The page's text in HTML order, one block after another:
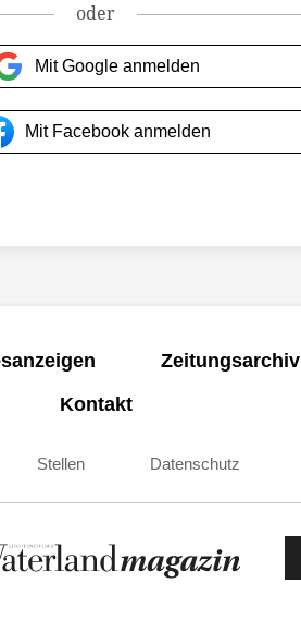
oder
Mit Google anmelden
Mit Facebook anmelden
Zeitungsarchiv
Kontakt
Stellen Datenschutz